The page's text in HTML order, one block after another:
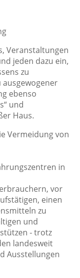
Veranstaltungen
jeden dazu ein,
zu
ausgewogener
ebenso
und
Haus.
Vermeidung von
in
vor
einen
zu
und
- trotz
landesweit
Ausstellungen